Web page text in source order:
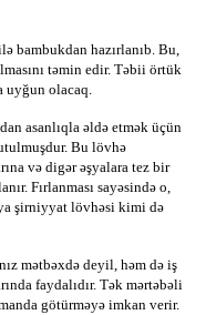
bambukdan hazırlanıb. Bu,
təmin edir. Təbii örtük
uyğun olacaq.
asanlıqla əldə etmək üçün
Bu lövhə
və digər əşyalara tez bir
Fırlanması sayəsində o,
şirniyyat lövhəsi kimi də
mətbəxdə deyil, həm də iş
faydalıdır. Tək mərtəbəli
götürməyə imkan verir.